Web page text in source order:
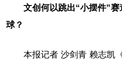
文创何以跳出“小摆件”
球？
本报记者 沙剑青 赖志凯